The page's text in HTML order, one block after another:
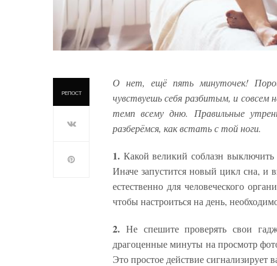
РЕПОСТ
О нет, ещё пять минуточек!
чувствуешь себя разбитым, и
темп всему дню. Правильные
разберёмся, как встать с той ноги.
1. Какой великий соблазн
Иначе запустится новый цикл сна, и
естественно для человеческого
чтобы настроиться на день,
2. Не спешите проверять свои
драгоценные минуты на просмотр
Это простое действие сигнализирует